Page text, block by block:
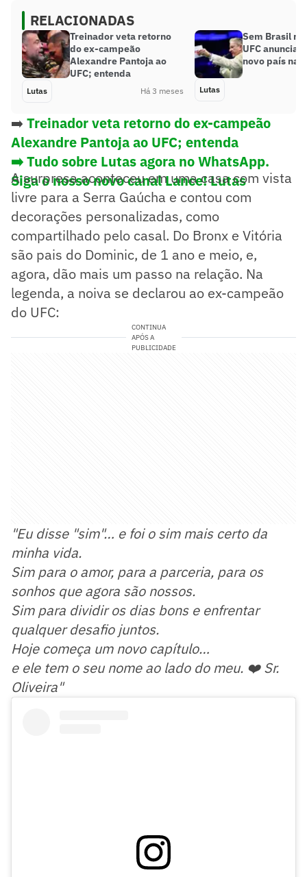
RELACIONADAS
Treinador veta retorno
do ex-campeão
Alexandre Pantoja ao
UFC; entenda
Lutas Há 3 meses
Sem Brasil
UFC anuncia
novo país na
Lutas
➡️ Treinador veta retorno do ex-campeão
Alexandre Pantoja ao UFC; entenda
➡️ Tudo sobre Lutas agora no WhatsApp.
Siga o nosso novo canal Lance! Lutas
A surpresa aconteceu em uma casa com vista
livre para a Serra Gaúcha e contou com
decorações personalizadas, como
compartilhado pelo casal. Do Bronx e Vitória
são pais do Dominic, de 1 ano e meio, e,
agora, dão mais um passo na relação. Na
legenda, a noiva se declarou ao ex-campeão
do UFC:
CONTINUA
APÓS A
PUBLICIDADE
"Eu disse "sim"… e foi o sim mais certo da
minha vida.
Sim para o amor, para a parceria, para os
sonhos que agora são nossos.
Sim para dividir os dias bons e enfrentar
qualquer desafio juntos.
Hoje começa um novo capítulo…
e ele tem o seu nome ao lado do meu. ❤️ Sr.
Oliveira"